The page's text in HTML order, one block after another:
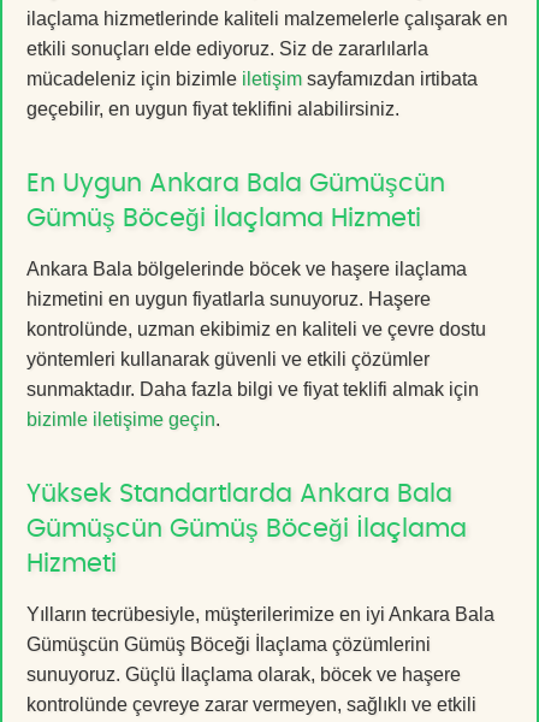
ilaçlama hizmetlerinde kaliteli malzemelerle çalışarak en
etkili sonuçları elde ediyoruz. Siz de zararlılarla
mücadeleniz için bizimle iletişim sayfamızdan irtibata
geçebilir, en uygun fiyat teklifini alabilirsiniz.
En Uygun Ankara Bala Gümüşcün
Gümüş Böceği İlaçlama Hizmeti
Ankara Bala bölgelerinde böcek ve haşere ilaçlama
hizmetini en uygun fiyatlarla sunuyoruz. Haşere
kontrolünde, uzman ekibimiz en kaliteli ve çevre dostu
yöntemleri kullanarak güvenli ve etkili çözümler
sunmaktadır. Daha fazla bilgi ve fiyat teklifi almak için
bizimle iletişime geçin.
Yüksek Standartlarda Ankara Bala
Gümüşcün Gümüş Böceği İlaçlama
Hizmeti
Yılların tecrübesiyle, müşterilerimize en iyi Ankara Bala
Gümüşcün Gümüş Böceği İlaçlama çözümlerini
sunuyoruz. Güçlü İlaçlama olarak, böcek ve haşere
kontrolünde çevreye zarar vermeyen, sağlıklı ve etkili